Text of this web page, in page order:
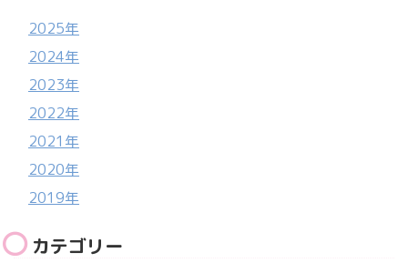
2025年
2024年
2023年
2022年
2021年
2020年
2019年
カテゴリー